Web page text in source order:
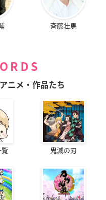
斉藤壮馬
ニメ・作品たち
鬼滅の刃